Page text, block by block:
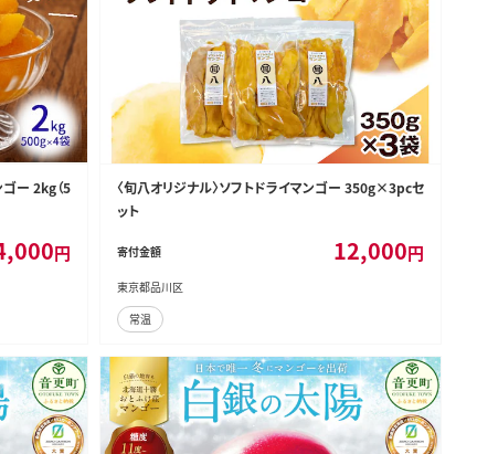
ー 2kg（5
円
〈旬八オリジナル〉ソフトドライマンゴー 350g×3pcセ
ット
寄付金額 12,000円
東京都品川区
常温